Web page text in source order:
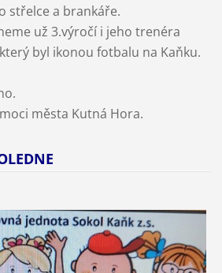
střelce a brankáře.
už 3.výročí i jeho trenéra
byl ikonou fotbalu na Kaňku.
města Kutná Hora.